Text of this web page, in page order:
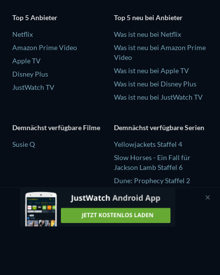
Top 5 Anbieter
Netflix
Amazon Prime Video
Apple TV
Disney Plus
JustWatch TV
Top 5 neu bei Anbieter
Was ist neu bei Netflix
Was ist neu bei Amazon Prime
Video
Was ist neu bei Apple TV
Was ist neu bei Disney Plus
Was ist neu bei JustWatch TV
Demnächst verfügbare Filme
Susie Q
Demnächst verfügbare Serien
Yellowjackets Staffel 4
Slow Horses - Ein Fall für
Jackson Lamb Staffel 6
Dune: Prophecy Staffel 2
The Gentlemen Staffel 2
Love Is Blind: UK Staffel 3